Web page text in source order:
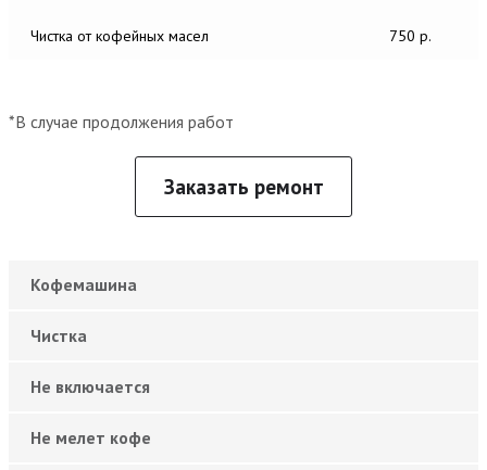
Чистка от кофейных масел 750 р.
*В случае продолжения работ
Заказать ремонт
Кофемашина
Чистка
Не включается
Не мелет кофе